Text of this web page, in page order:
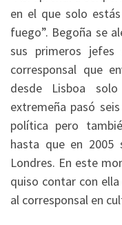
en el que solo
fuego”. Begoña se
sus primeros
corresponsal que
desde Lisboa
extremeña pasó
política pero
hasta que en 2005
Londres. En este
quiso contar con
al corresponsal en